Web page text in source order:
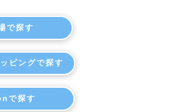
場で探す
ピングで探す
で探す